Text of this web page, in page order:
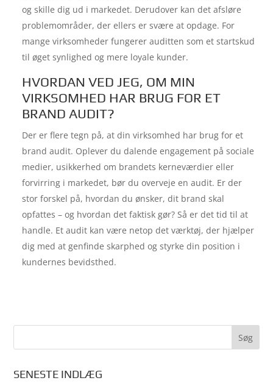
og skille dig ud i markedet. Derudover kan det afsløre
problemområder, der ellers er svære at opdage. For
mange virksomheder fungerer auditten som et startskud
til øget synlighed og mere loyale kunder.
HVORDAN VED JEG, OM MIN
VIRKSOMHED HAR BRUG FOR ET
BRAND AUDIT?
Der er flere tegn på, at din virksomhed har brug for et
brand audit. Oplever du dalende engagement på sociale
medier, usikkerhed om brandets kerneværdier eller
forvirring i markedet, bør du overveje en audit. Er der
stor forskel på, hvordan du ønsker, dit brand skal
opfattes – og hvordan det faktisk gør? Så er det tid til at
handle. Et audit kan være netop det værktøj, der hjælper
dig med at genfinde skarphed og styrke din position i
kundernes bevidsthed.
SENESTE INDLÆG